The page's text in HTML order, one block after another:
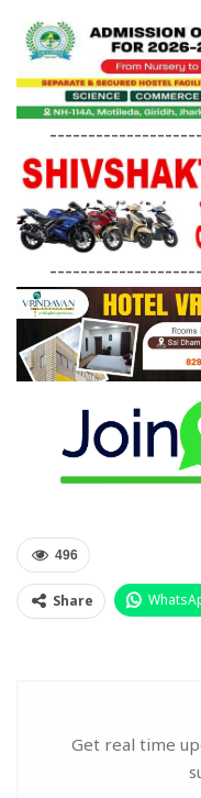
496
Share
Get real time